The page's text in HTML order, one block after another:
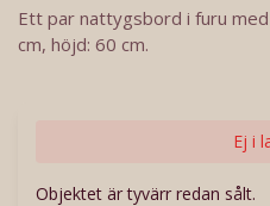
Ett par nattygsbord i furu
cm, höjd: 60 cm.
Ej i
Objektet är tyvärr redan sålt.